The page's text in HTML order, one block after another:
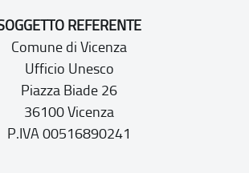
REFERENTE
Comune di Vicenza
Ufficio Unesco
Piazza Biade 26
36100 Vicenza
P.IVA 00516890241